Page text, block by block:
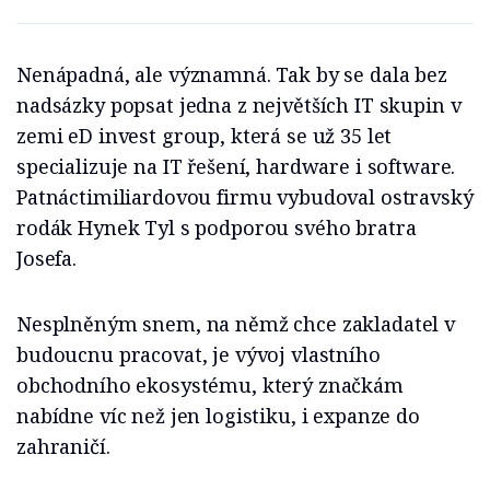
Nenápadná, ale významná. Tak by se dala bez
nadsázky popsat jedna z největších IT skupin v
zemi eD invest group, která se už 35 let
specializuje na IT řešení, hardware i software.
Patnáctimiliardovou firmu vybudoval ostravský
rodák Hynek Tyl s podporou svého bratra
Josefa.
Nesplněným snem, na němž chce zakladatel v
budoucnu pracovat, je vývoj vlastního
obchodního ekosystému, který značkám
nabídne víc než jen logistiku, i expanze do
zahraničí.